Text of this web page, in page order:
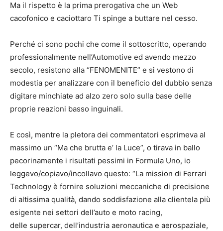
Ma il rispetto è la prima prerogativa che un Web
cacofonico e caciottaro Ti spinge a buttare nel cesso.
Perché ci sono pochi che come il sottoscritto, operando
professionalmente nell’Automotive ed avendo mezzo
secolo, resistono alla “FENOMENITE” e si vestono di
modestia per analizzare con il beneficio del dubbio senza
digitare minchiate ad alzo zero solo sulla base delle
proprie reazioni basso inguinali.
E così, mentre la pletora dei commentatori esprimeva al
massimo un “Ma che brutta e’ la Luce”, o tirava in ballo
pecorinamente i risultati pessimi in Formula Uno, io
leggevo/copiavo/incollavo questo: “La mission di Ferrari
Technology è fornire soluzioni meccaniche di precisione
di altissima qualità, dando soddisfazione alla clientela più
esigente nei settori dell’auto e moto racing,
delle supercar, dell’industria aeronautica e aerospaziale,